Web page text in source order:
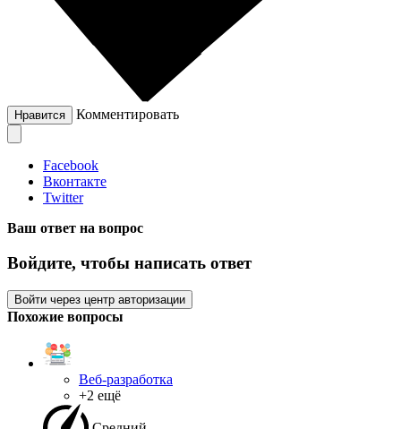
Нравится Комментировать
Facebook
Вконтакте
Twitter
Ваш ответ на вопрос
Войдите, чтобы написать ответ
Войти через центр авторизации
Похожие вопросы
Веб-разработка
+2 ещё